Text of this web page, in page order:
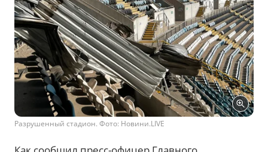
Разрушенный стадион. Фото: Новини.LIVE